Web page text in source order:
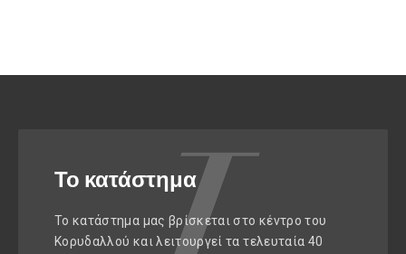
Το κατάστημα
Το κατάστημα μας βρίσκεται στο κέντρο του
Κορυδαλλού και λειτουργεί τα τελευταία 40